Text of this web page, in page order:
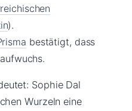
).
bestätigt, dass
Sophie Dal
Wurzeln eine